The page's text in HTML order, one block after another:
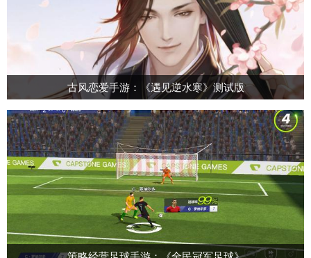
古风恋爱手游：《遇见逆水寒》测试版